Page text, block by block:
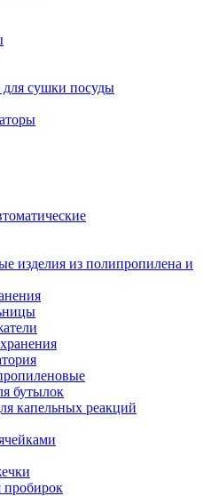
для сушки посуды
изделия из полипропилена и
бутылок
капельных реакций